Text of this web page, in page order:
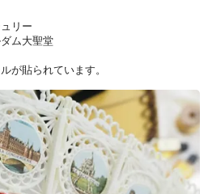
リー
ム大聖堂
が貼られています。